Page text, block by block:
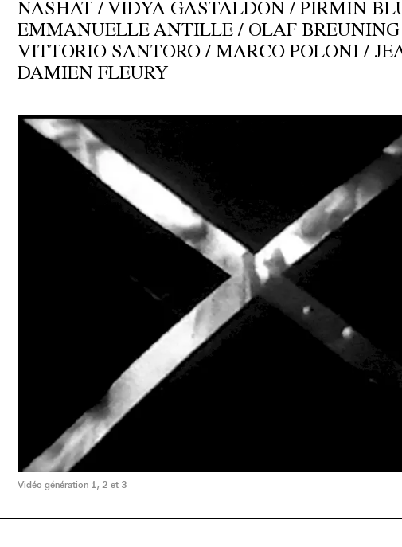
NASHAT / VIDYA GASTALDON / PIRMIN
EMMANUELLE ANTILLE / OLAF BREUNING
VITTORIO SANTORO / MARCO POLONI /
DAMIEN FLEURY
Vidéo génération 1, 2 et 3